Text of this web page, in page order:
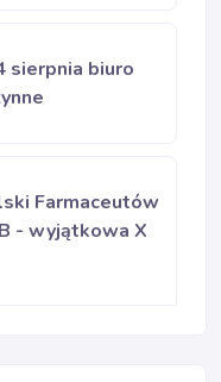
sierpnia biuro
Farmaceutów
- wyjątkowa X